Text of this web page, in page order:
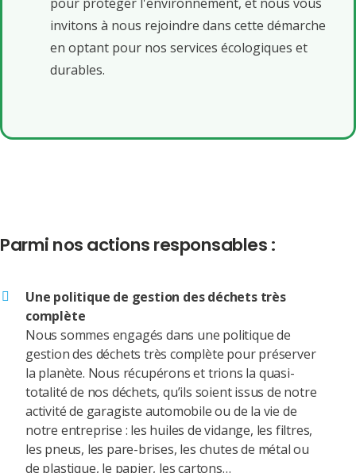
invitons à nous rejoindre dans cette démarche
en optant pour nos services écologiques et
durables.
Parmi nos actions responsables :
Une politique de gestion des déchets très
complète
Nous sommes engagés dans une politique de
gestion des déchets très complète pour préserver
la planète. Nous récupérons et trions la quasi-
totalité de nos déchets, qu’ils soient issus de notre
activité de garagiste automobile ou de la vie de
notre entreprise : les huiles de vidange, les filtres,
les pneus, les pare-brises, les chutes de métal ou
de plastique, le papier, les cartons…